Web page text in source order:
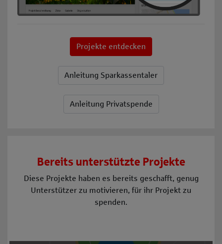
Projekte entdecken
Anleitung Sparkassentaler
Anleitung Privatspende
Bereits unterstützte Projekte
Diese Projekte haben es bereits geschafft, genug
Unterstützer zu motivieren, für ihr Projekt zu
spenden.